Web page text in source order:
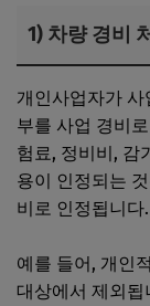
1) 차량 경비
개인사업자가
부를 사업 경비
험료, 정비비, 감
용이 인정되는
비로 인정됩니다.
예를 들어, 개인
대상에서 제외